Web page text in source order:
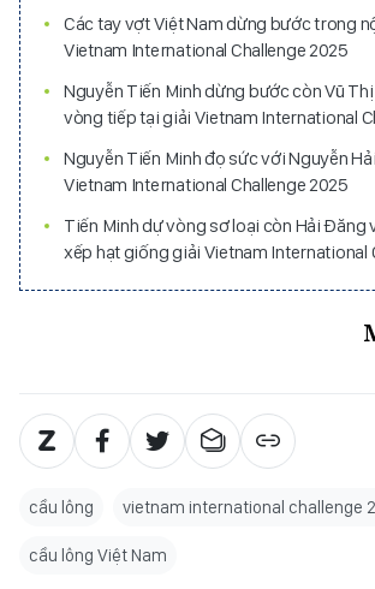
Các tay vợt Việt Nam dừng bước trong
Vietnam International Challenge 2025
Nguyễn Tiến Minh dừng bước còn Vũ
vòng tiếp tại giải Vietnam International
Nguyễn Tiến Minh đọ sức với Nguyễn
Vietnam International Challenge 2025
Tiến Minh dự vòng sơ loại còn Hải Đăng
xếp hạt giống giải Vietnam International
cầu lông vietnam international challenge
cầu lông Việt Nam